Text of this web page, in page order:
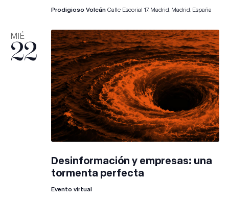
Prodigioso Volcán Calle Escorial 17, Madrid, Madrid, España
MIÉ
22
Desinformación y empresas: una
tormenta perfecta
Evento virtual